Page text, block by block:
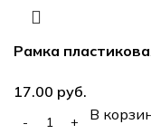
Рамка
руб.
В